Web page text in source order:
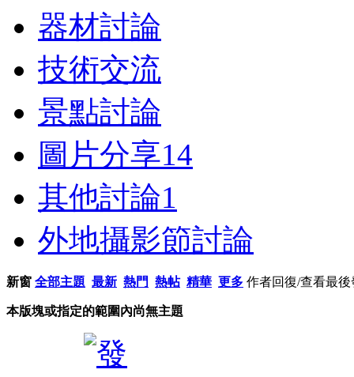
器材討論
技術交流
景點討論
圖片分享14
其他討論1
外地攝影節討論
新窗 全部主題 最新 熱門 熱帖 精華 更多 作者回復/查看最後
本版塊或指定的範圍內尚無主題